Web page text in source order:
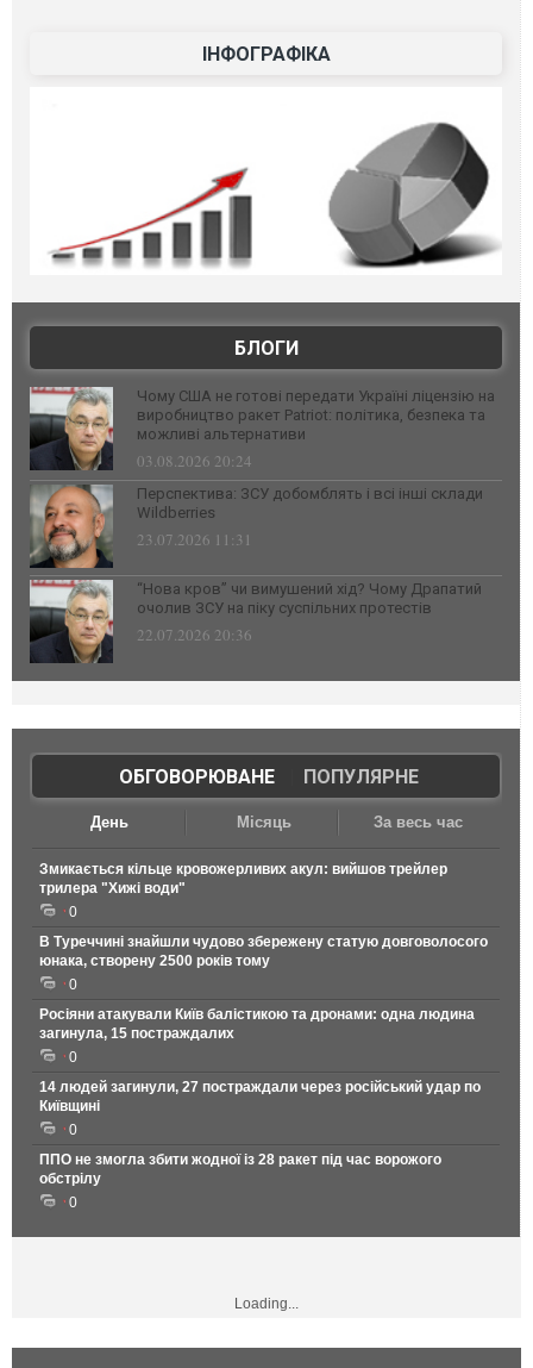
ІНФОГРАФІКА
БЛОГИ
Чому США не готові передати Україні ліцензію на
виробництво ракет Patriot: політика, безпека та
можливі альтернативи
03.08.2026 20:24
Перспектива: ЗСУ добомблять і всі інші склади
Wildberries
23.07.2026 11:31
“Нова кров” чи вимушений хід? Чому Драпатий
очолив ЗСУ на піку суспільних протестів
22.07.2026 20:36
ОБГОВОРЮВАНЕ| ПОПУЛЯРНЕ
День Місяць За весь час
Змикається кільце кровожерливих акул: вийшов трейлер
трилера "Хижі води"
0
В Туреччині знайшли чудово збережену статую довговолосого
юнака, створену 2500 років тому
0
Росіяни атакували Київ балістикою та дронами: одна людина
загинула, 15 постраждалих
0
14 людей загинули, 27 постраждали через російський удар по
Київщині
0
ППО не змогла збити жодної із 28 ракет під час ворожого
обстрілу
0
Loading...